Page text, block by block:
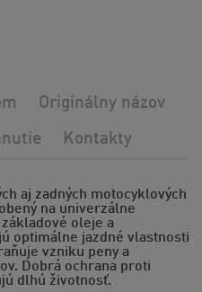
aj zadných motocyklových
na univerzálne
oleje a
optimálne jazdné vlastnosti
vzniku peny a
Dobrá ochrana proti
dlhú životnosť.
Originálny názov
Kontakty